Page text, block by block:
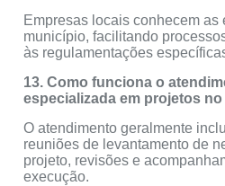
Empresas locais conhecem
município, facilitando
às regulamentações
13. Como funciona o
especializada em projetos
O atendimento geralmente
reuniões de levantamento de
projeto, revisões e
execução.